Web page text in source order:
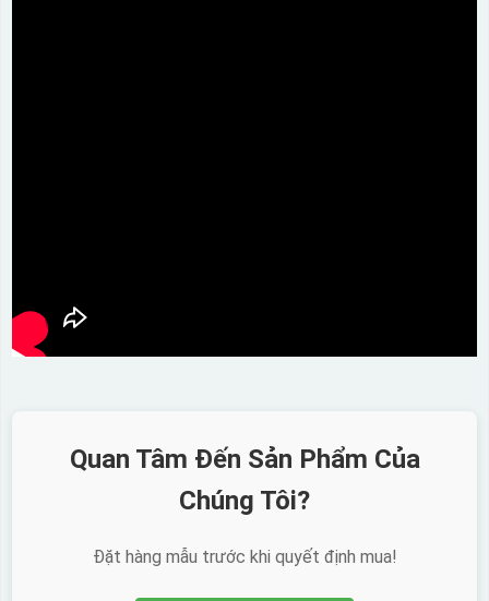
Quan Tâm Đến Sản Phẩm Của
Chúng Tôi?
Đặt hàng mẫu trước khi quyết định mua!